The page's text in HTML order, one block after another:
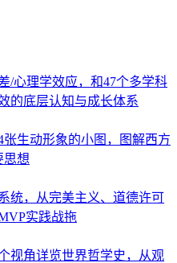
/心理学效应，和47个多学科
的底层认知与成长体系
生动形象的小图，图解西方
思想
统，从完美主义、道德许可
实践战拖
视角详览世界哲学史，从观